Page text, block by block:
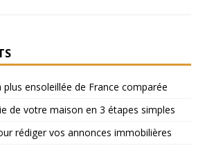
plus ensoleillée de France comparée
de votre maison en 3 étapes simples
rédiger vos annonces immobilières